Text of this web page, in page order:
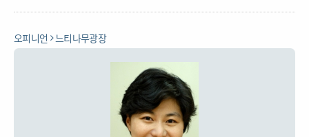
오피니언 느티나무광장